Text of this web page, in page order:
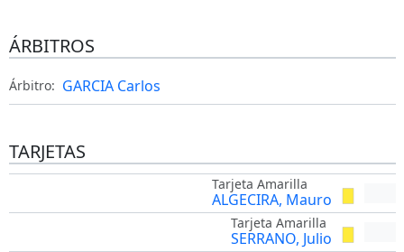
ÁRBITROS
Árbitro: GARCIA Carlos
TARJETAS
Tarjeta Amarilla
ALGECIRA, Mauro
Tarjeta Amarilla
SERRANO, Julio